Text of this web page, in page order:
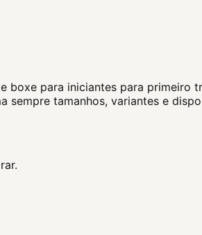
boxe para iniciantes para primeiro
tamanhos, variantes e